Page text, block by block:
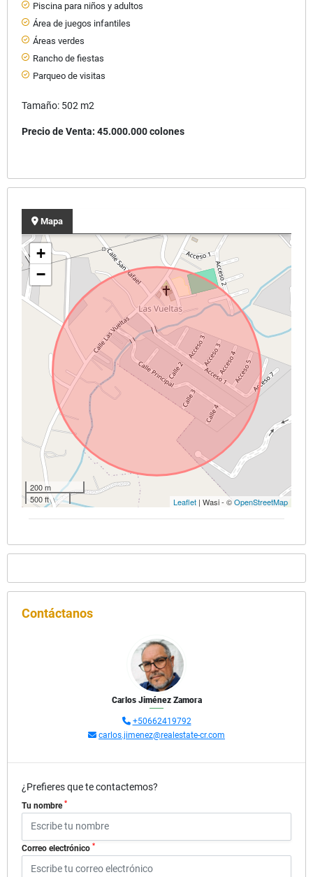
Piscina para niños y adultos
Área de juegos infantiles
Áreas verdes
Rancho de fiestas
Parqueo de visitas
Tamaño: 502 m2
Precio de Venta: 45.000.000 colones
Mapa
+
−
200 m
500 ft
Leaflet | Wasi - ©OpenStreetMap
Contáctanos
Carlos Jiménez Zamora
+50662419792
carlos.jimenez@realestate-cr.com
¿Prefieres que te contactemos?
Tu nombre *
Correo electrónico *